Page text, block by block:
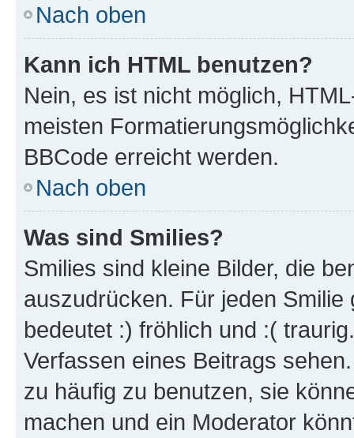
Nach oben
Kann ich HTML benutzen?
Nein, es ist nicht möglich,
meisten
BBCode erreicht werden.
Nach oben
Was sind Smilies?
Smilies sind kleine Bilder, die
auszudrücken. Für jeden
bedeutet :) fröhlich und :(
Verfassen eines Beitrags
zu häufig zu benutzen, sie
machen und ein Moderator